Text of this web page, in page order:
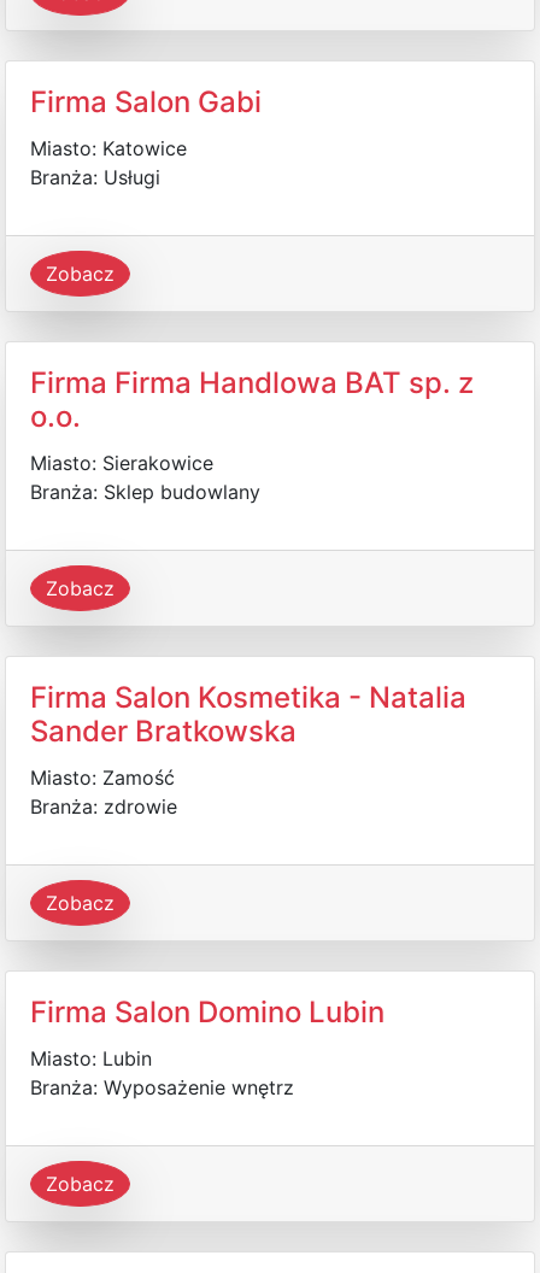
Firma Salon Gabi
Miasto: Katowice
Branża: Usługi
Zobacz
Firma Firma Handlowa BAT sp. z
o.o.
Miasto: Sierakowice
Branża: Sklep budowlany
Zobacz
Firma Salon Kosmetika - Natalia
Sander Bratkowska
Miasto: Zamość
Branża: zdrowie
Zobacz
Firma Salon Domino Lubin
Miasto: Lubin
Branża: Wyposażenie wnętrz
Zobacz